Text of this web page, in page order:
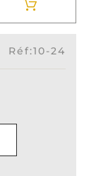
Réf:10-24